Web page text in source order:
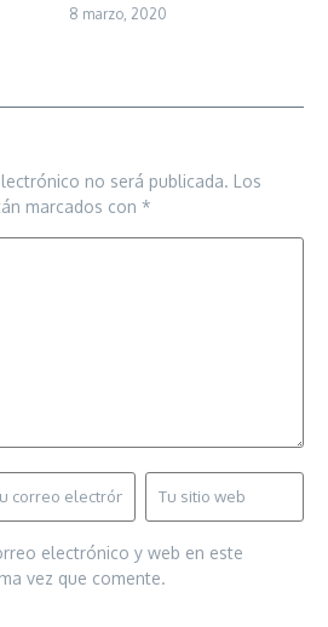
8 marzo, 2020
no será publicada. Los
marcados con *
electrónico y web en este
vez que comente.